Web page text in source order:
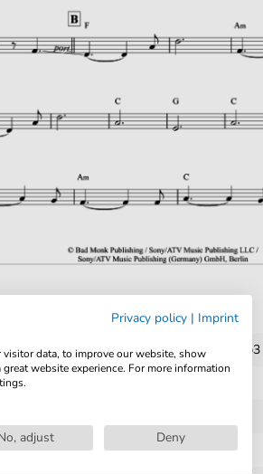
7140557 pdf + mp3
Popmusik
Privacy policy | Imprint
data, to improve our website, show
website experience. For more information
adjust Deny